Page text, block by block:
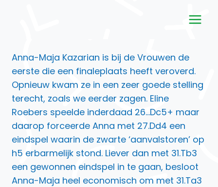
Anna-Maja Kazarian is bij de Vrouwen de
eerste die een finaleplaats heeft veroverd.
Opnieuw kwam ze in een zeer goede stelling
terecht, zoals we eerder zagen. Eline
Roebers speelde inderdaad 26…Dc5+ maar
daarop forceerde Anna met 27.Dd4 een
eindspel waarin de zwarte ‘aanvalstoren’ op
h5 erbarmelijk stond. Liever dan met 31.Tb3
een gewonnen eindspel in te gaan, besloot
Anna-Maja heel economisch om met 31.Ta3